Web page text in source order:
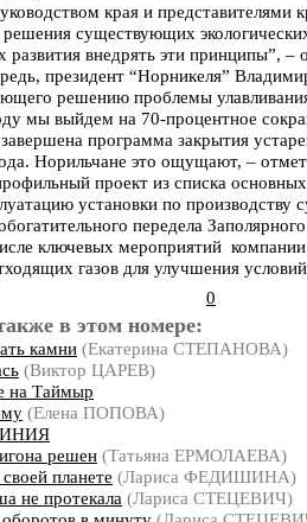
края и
решения существующих
развития внедрять эти принципы”, –
президент “Норникеля”
решению проблемы
мы выйдем на 70-процентное
программа закрытия
Норильчане это ощущают, –
проект из списка
установки по
передела
ключевых мероприятий
газов для улучшения
0
в этом номере:
камни (Екатерина СТЕПАНОВА)
(Виктор ЦАРЕВ)
на Таймыр
(Елена ПОПОВА)
решен (Татьяна ЕРМОЛАЕВА)
планете (Лариса ФЕДИШИНА)
не протекала (Лариса СТЕЦЕВИЧ)